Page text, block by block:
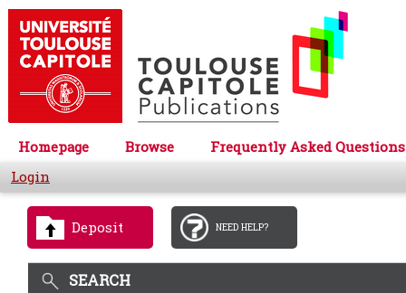
Homepage Browse
Frequently Asked Questions
Login
Deposit NEED HELP?
SEARCH